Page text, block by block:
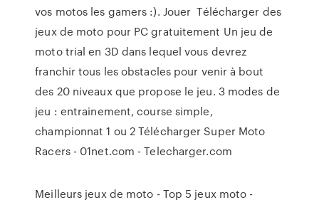
vos motos les gamers :). Jouer Télécharger des
jeux de moto pour PC gratuitement Un jeu de
moto trial en 3D dans lequel vous devrez
franchir tous les obstacles pour venir à bout
des 20 niveaux que propose le jeu. 3 modes de
jeu : entrainement, course simple,
championnat 1 ou 2 Télécharger Super Moto
Racers - 01net.com - Telecharger.com
Meilleurs jeux de moto - Top 5 jeux moto -